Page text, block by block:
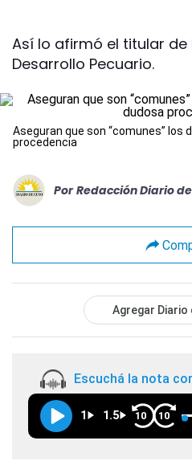
Así lo afirmó el titular de
Desarrollo Pecuario.
Aseguran que son “comunes” los
procedencia
Por Redacción Diario
Agregar Diario
Escuchá la nota
1 1.5 10 10